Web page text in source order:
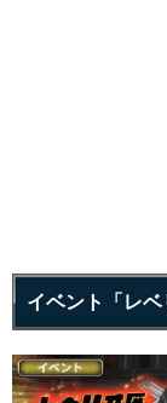
イベント「レベ